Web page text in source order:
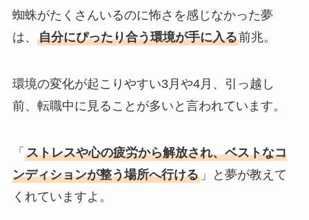
蜘蛛がたくさんいるのに怖さを感じなかった夢
は、 自分にぴったり合う環境が手に入る前兆。
環境の変化が起こりやすい3月や4月、引っ越し
前、転職中に見ることが多いと言われています。
「 ストレスや心の疲労から解放され、ベストなコ
ンディションが整う場所へ行ける」と夢が教えて
くれていますよ。